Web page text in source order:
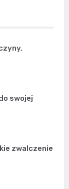
swojej
zwalczenie